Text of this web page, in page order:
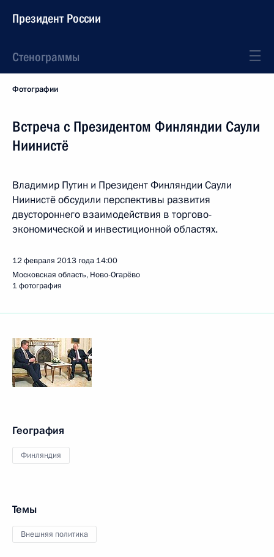
Президент России
Стенограммы
Фотографии
Встреча с Президентом Финляндии Саули
Ниинистё
Владимир Путин и Президент Финляндии Саули
Ниинистё обсудили перспективы развития
двустороннего взаимодействия в торгово-
экономической и инвестиционной областях.
12 февраля 2013 года 14:00
Московская область, Ново-Огарёво
1 фотография
География
Финляндия
Темы
Внешняя политика